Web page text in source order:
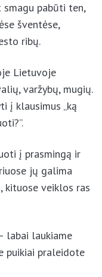
smagu pabūti ten,
šventėse,
ribų.
Lietuvoje
varžybų, mugių.
į klausimus „ką
į prasmingą ir
jų galima
kituose veiklos ras
labai laukiame
puikiai praleidote